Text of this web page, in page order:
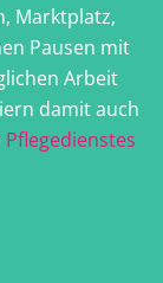
Marktplatz,
Pausen mit
Arbeit
damit auch